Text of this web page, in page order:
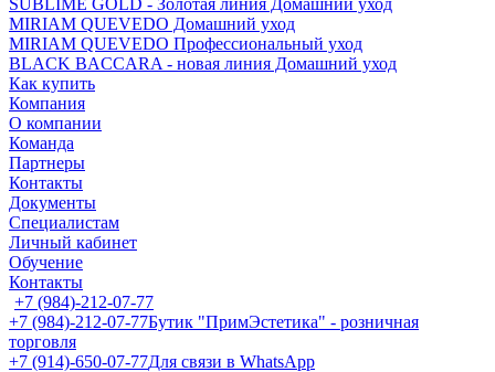
SUBLIME GOLD - Золотая линия Домашний уход
MIRIAM QUEVEDO Домашний уход
MIRIAM QUEVEDO Профессиональный уход
BLACK BACCARA - новая линия Домашний уход
Как купить
Компания
О компании
Команда
Партнеры
Контакты
Документы
Специалистам
Личный кабинет
Обучение
Контакты
+7 (984)-212-07-77
+7 (984)-212-07-77Бутик "ПримЭстетика" - розничная
торговля
+7 (914)-650-07-77Для связи в WhatsApp